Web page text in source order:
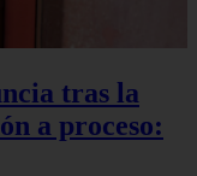
tras la
a proceso: